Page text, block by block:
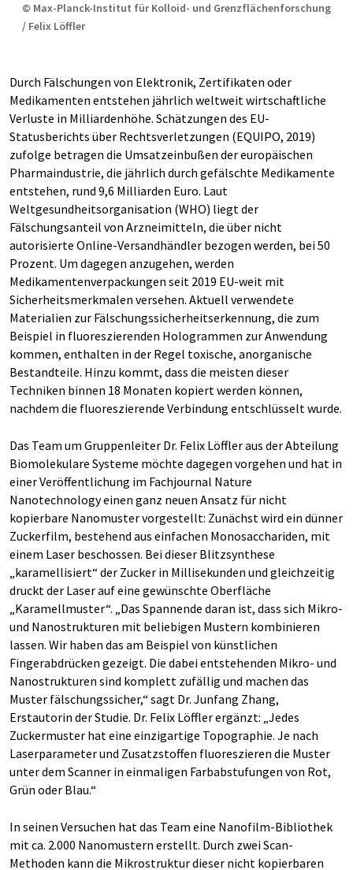
© Max-Planck-Institut für Kolloid- und Grenzflächenforschung
/ Felix Löffler
Durch Fälschungen von Elektronik, Zertifikaten oder
Medikamenten entstehen jährlich weltweit wirtschaftliche
Verluste in Milliardenhöhe. Schätzungen des EU-
Statusberichts über Rechtsverletzungen (EQUIPO, 2019)
zufolge betragen die Umsatzeinbußen der europäischen
Pharmaindustrie, die jährlich durch gefälschte Medikamente
entstehen, rund 9,6 Milliarden Euro. Laut
Weltgesundheitsorganisation (WHO) liegt der
Fälschungsanteil von Arzneimitteln, die über nicht
autorisierte Online-Versandhändler bezogen werden, bei 50
Prozent. Um dagegen anzugehen, werden
Medikamentenverpackungen seit 2019 EU-weit mit
Sicherheitsmerkmalen versehen. Aktuell verwendete
Materialien zur Fälschungssicherheitserkennung, die zum
Beispiel in fluoreszierenden Hologrammen zur Anwendung
kommen, enthalten in der Regel toxische, anorganische
Bestandteile. Hinzu kommt, dass die meisten dieser
Techniken binnen 18 Monaten kopiert werden können,
nachdem die fluoreszierende Verbindung entschlüsselt wurde.
Das Team um Gruppenleiter Dr. Felix Löffler aus der Abteilung
Biomolekulare Systeme möchte dagegen vorgehen und hat in
einer Veröffentlichung im Fachjournal Nature
Nanotechnology einen ganz neuen Ansatz für nicht
kopierbare Nanomuster vorgestellt: Zunächst wird ein dünner
Zuckerfilm, bestehend aus einfachen Monosacchariden, mit
einem Laser beschossen. Bei dieser Blitzsynthese
„karamellisiert“ der Zucker in Millisekunden und gleichzeitig
druckt der Laser auf eine gewünschte Oberfläche
„Karamellmuster“. „Das Spannende daran ist, dass sich Mikro-
und Nanostrukturen mit beliebigen Mustern kombinieren
lassen. Wir haben das am Beispiel von künstlichen
Fingerabdrücken gezeigt. Die dabei entstehenden Mikro- und
Nanostrukturen sind komplett zufällig und machen das
Muster fälschungssicher,“ sagt Dr. Junfang Zhang,
Erstautorin der Studie. Dr. Felix Löffler ergänzt: „Jedes
Zuckermuster hat eine einzigartige Topographie. Je nach
Laserparameter und Zusatzstoffen fluoreszieren die Muster
unter dem Scanner in einmaligen Farbabstufungen von Rot,
Grün oder Blau.“
In seinen Versuchen hat das Team eine Nanofilm-Bibliothek
mit ca. 2.000 Nanomustern erstellt. Durch zwei Scan-
Methoden kann die Mikrostruktur dieser nicht kopierbaren